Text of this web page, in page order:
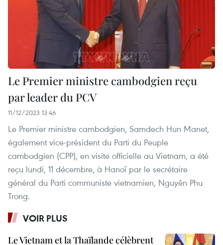
Le Premier ministre cambodgien reçu
par leader du PCV
11/12/2023 13:46
Le Premier ministre cambodgien, Samdech Hun Manet,
également vice-président du Parti du Peuple
cambodgien (CPP), en visite officielle au Vietnam, a été
reçu lundi, 11 décembre, à Hanoï par le secrétaire
général du Parti communiste vietnamien, Nguyên Phu
Trong.
VOIR PLUS
Le Vietnam et la Thaïlande célèbrent